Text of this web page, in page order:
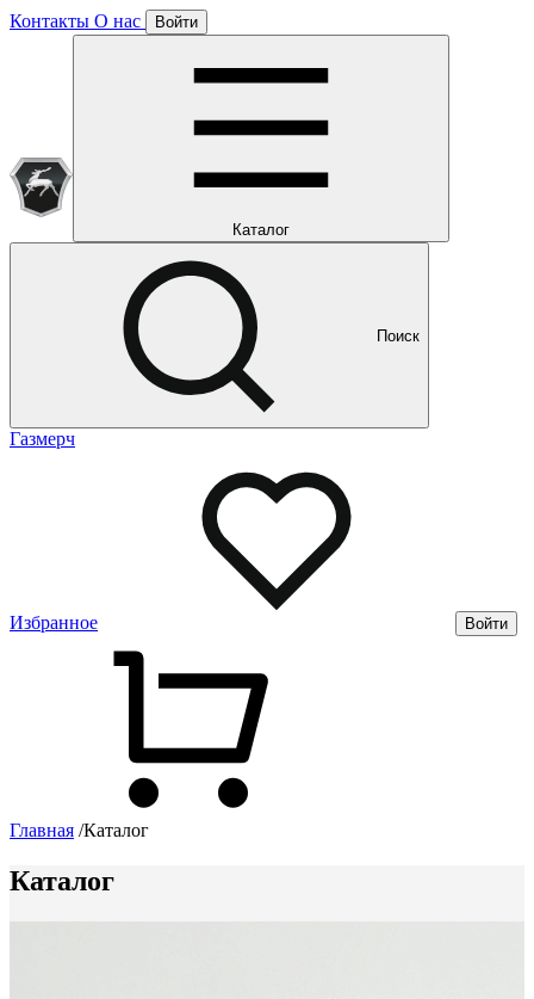
Контакты О нас Войти
Каталог
Поиск
Газмерч
Избранное Войти
Главная /Каталог
Каталог
Отлично!
Подписка уже оформлена